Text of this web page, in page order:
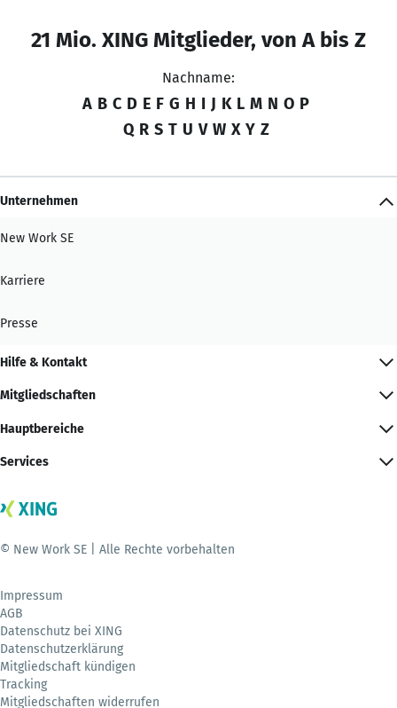
21 Mio. XING Mitglieder, von A bis Z
Nachname:
A B C D E F G H I J K L M N O P
Q R S T U V W X Y Z
Unternehmen
New Work SE
Karriere
Presse
Hilfe & Kontakt
Mitgliedschaften
Hauptbereiche
Services
© New Work SE | Alle Rechte vorbehalten
Impressum
AGB
Datenschutz bei XING
Datenschutzerklärung
Mitgliedschaft kündigen
Tracking
Mitgliedschaften widerrufen